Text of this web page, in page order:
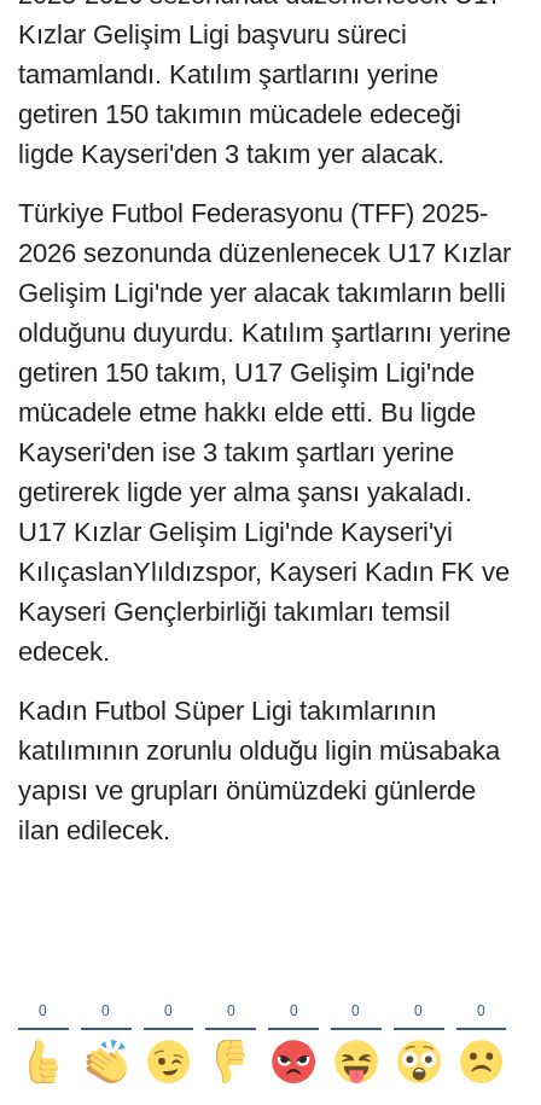
Kızlar Gelişim Ligi başvuru süreci
tamamlandı. Katılım şartlarını yerine
getiren 150 takımın mücadele edeceği
ligde Kayseri'den 3 takım yer alacak.
Türkiye Futbol Federasyonu (TFF) 2025-
2026 sezonunda düzenlenecek U17 Kızlar
Gelişim Ligi'nde yer alacak takımların belli
olduğunu duyurdu. Katılım şartlarını yerine
getiren 150 takım, U17 Gelişim Ligi'nde
mücadele etme hakkı elde etti. Bu ligde
Kayseri'den ise 3 takım şartları yerine
getirerek ligde yer alma şansı yakaladı.
U17 Kızlar Gelişim Ligi'nde Kayseri'yi
KılıçaslanYlıldızspor, Kayseri Kadın FK ve
Kayseri Gençlerbirliği takımları temsil
edecek.
Kadın Futbol Süper Ligi takımlarının
katılımının zorunlu olduğu ligin müsabaka
yapısı ve grupları önümüzdeki günlerde
ilan edilecek.